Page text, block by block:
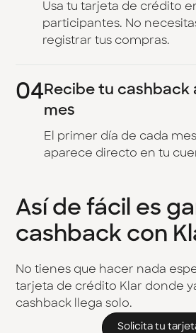
Usa tu tarjeta de crédito
participantes. No
registrar tus compras.
04Recibe tu cashback
mes
El primer día de cada
aparece directo en tu
Así de fácil es
cashback con
No tienes que hacer nada
tarjeta de crédito Klar donde
cashback llega solo.
Solicita tu